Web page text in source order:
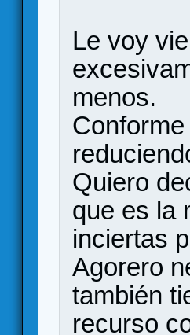
Le voy
menos.
Quiero
que es la
inciertas
Agorero
también
recurso